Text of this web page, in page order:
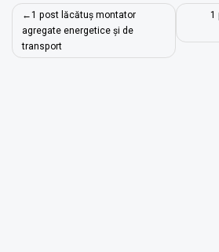
Navigare
în
articole
1 post lăcătuș montator
agregate energetice și de
transport
1